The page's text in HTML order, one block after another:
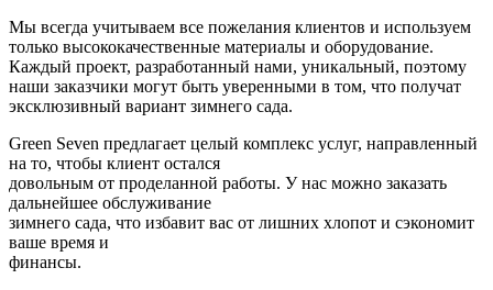
Мы всегда учитываем все пожелания клиентов и используем
только высококачественные материалы и оборудование.
Каждый проект, разработанный нами, уникальный, поэтому
наши заказчики могут быть уверенными в том, что получат
эксклюзивный вариант зимнего сада.
Green Seven предлагает целый комплекс услуг, направленный
на то, чтобы клиент остался
довольным от проделанной работы. У нас можно заказать
дальнейшее обслуживание
зимнего сада, что избавит вас от лишних хлопот и сэкономит
ваше время и
финансы.